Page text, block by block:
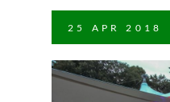
25 APR 2018